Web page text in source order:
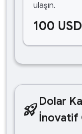
ulaşın.
100
rocket_launchDolar
İnovatif